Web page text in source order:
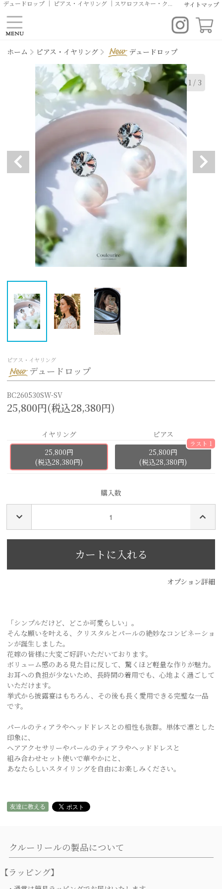
デュードロップ ｜ ピアス・イヤリング ｜スワロフスキー・クリスタルアクセサリー | デイリー ブライダル オリジナルデザイン イヤリング ピアス ヘッドドレス ティアラ専門店 | クルーリール サイトマップ
ホーム ピアス・イヤリング デュードロップ
1 / 3
ピアス・イヤリング
デュードロップ
BC260530SW-SV
25,800円(税込28,380円)
イヤリング
ピアス
25,800円
(税込28,380円)
25,800円
(税込28,380円)
ラスト 1
購入数
オプション詳細
「シンプルだけど、どこか可愛らしい」。
そんな願いを叶える、クリスタルとパールの絶妙なコンビネーショ
ンが誕生しました。
花嫁の皆様に大変ご好評いただいております。
ボリューム感のある見た目に反して、驚くほど軽量な作りが魅力。
お耳への負担が少ないため、長時間の着用でも、心地よく過ごして
いただけます。
挙式から披露宴はもちろん、その後も長く愛用できる完璧な一品
です。
パールのティアラやヘッドドレスとの相性も抜群。単体で凛とした
印象に、
ヘアアクセサリーやパールのティアラやヘッドドレスと
組み合わせセット使いで華やかにと、
あなたらしいスタイリングを自由にお楽しみください。
友達に教える
クルーリールの製品について
【ラッピング】